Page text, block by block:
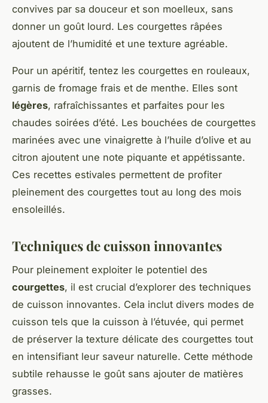
convives par sa douceur et son moelleux, sans
donner un goût lourd. Les courgettes râpées
ajoutent de l’humidité et une texture agréable.
Pour un apéritif, tentez les courgettes en rouleaux,
garnis de fromage frais et de menthe. Elles sont
légères, rafraîchissantes et parfaites pour les
chaudes soirées d’été. Les bouchées de courgettes
marinées avec une vinaigrette à l’huile d’olive et au
citron ajoutent une note piquante et appétissante.
Ces recettes estivales permettent de profiter
pleinement des courgettes tout au long des mois
ensoleillés.
Techniques de cuisson innovantes
Pour pleinement exploiter le potentiel des
courgettes, il est crucial d’explorer des techniques
de cuisson innovantes. Cela inclut divers modes de
cuisson tels que la cuisson à l’étuvée, qui permet
de préserver la texture délicate des courgettes tout
en intensifiant leur saveur naturelle. Cette méthode
subtile rehausse le goût sans ajouter de matières
grasses.